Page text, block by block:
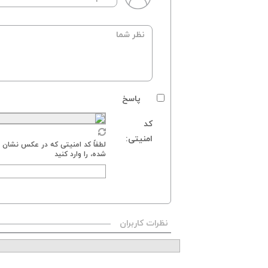
پاسخ
کد
امنیتی:
لطفاً کد امنیتی که در عکس نشان
شده، را وارد کنید
نظرات کاربران